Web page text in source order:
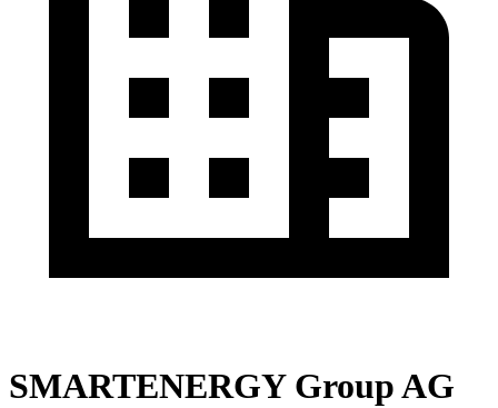
SMARTENERGY Group AG